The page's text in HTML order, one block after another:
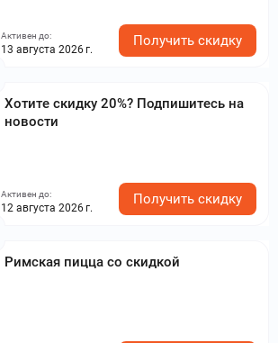
Активен до:
13 августа 2026 г.
Получить скидку
Хотите скидку 20%? Подпишитесь на
новости
Активен до:
12 августа 2026 г.
Получить скидку
Римская пицца со скидкой